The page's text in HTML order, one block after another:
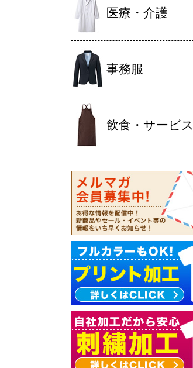
医療・介護
事務服
飲食・サービス